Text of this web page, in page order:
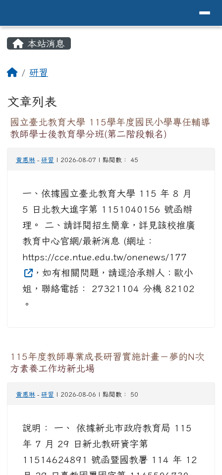
花蓮縣花蓮市中原國小全球資訊
本站消息
回首頁
研習
文章列表
國立臺北教育大學 115學年度國民小學專任輔導
教師學士後教育學分班(第二階段報名)
黃惠琳 - 研習 | 2026-08-07 | 點閱數： 45
一、依據國立臺北教育大學 115 年 8 月
5 日北教大進字第 1151040156 號函辦
理。 二、請詳閱招生簡章，詳見該校推廣
教育中心官網/最新消息 (網址：
https://cce.ntue.edu.tw/onenews/177
，如有相關問題，請逕洽承辦人：歐小
姐，聯絡電話： 27321104 分機 82102
。
115年度教師專業成長研習實施計畫－夢的N次
方素養工作坊新北場
黃惠琳 - 研習 | 2026-08-06 | 點閱數： 50
說明： 一、 依據新北市政府教育局 115
年 7 月 29 日新北教研資字第
11514624891 號函暨國教署 114 年 12